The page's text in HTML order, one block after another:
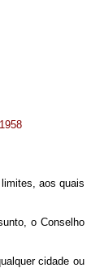
aos quais
o Conselho
cidade ou